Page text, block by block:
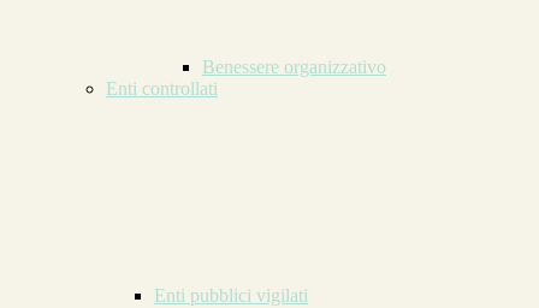
Benessere organizzativo
Enti controllati
Enti pubblici vigilati